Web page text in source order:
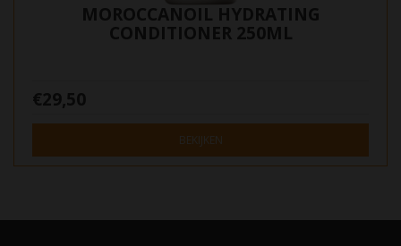
MOROCCANOIL HYDRATING
CONDITIONER 250ML
€29,50
BEKIJKEN